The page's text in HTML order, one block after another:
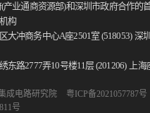
业通商资源部)和深圳市政府合作的
构
大冲商务中心A座2501室 (518053) 深
东路2777弄10号楼11层 (201206)
上
成电路研究院
粤ICP备2021057787号
号